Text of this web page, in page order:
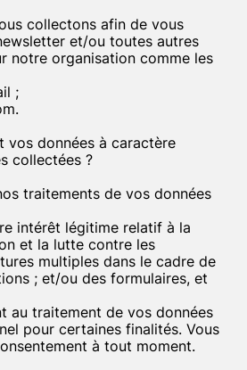
collectons afin de vous
et/ou toutes autres
notre organisation comme les
;
vos données à caractère
collectées ?
traitements de vos données
intérêt légitime relatif à la
et la lutte contre les
multiples dans le cadre de
; et/ou des formulaires, et
au traitement de vos données
pour certaines finalités. Vous
à tout moment.